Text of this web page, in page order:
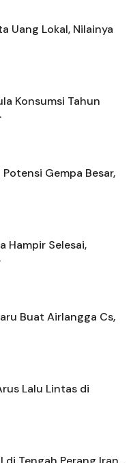
Uang Lokal, Nilainya
Konsumsi Tahun
Gempa Besar,
Hampir Selesai,
Buat Airlangga Cs,
Lalu Lintas di